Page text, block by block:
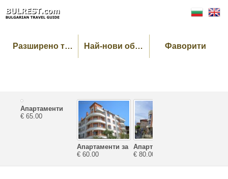
Разширено търсене Най-нови обекти Фаворити
Апартаменти
Велека
€ 65.00
Апартаменти за
почивка
€ 60.00
Апартаменти
Катерина
€ 80.00